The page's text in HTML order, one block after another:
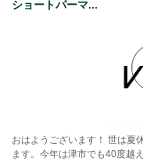
ショートパーマ...
おはようございます！ 世は夏
ます。今年は津市でも40度越